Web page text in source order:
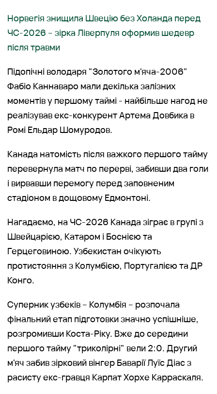
Норвегія знищила Швецію без Холанда перед
ЧС-2026 – зірка Ліверпуля оформив шедевр
після травми
Підопічні володаря "Золотого м'яча-2006"
Фабіо Каннаваро мали декілька залізних
моментів у першому таймі - найбільше нагод не
реалізував екс-конкурент Артема Довбика в
Ромі Ельдар Шомуродов.
Канада натомість після важкого першого тайму
перевернула матч по перерві, забивши два голи
і вирвавши перемогу перед заповненим
стадіоном в дощовому Едмонтоні.
Нагадаємо, на ЧС-2026 Канада зіграє в групі з
Швейцарією, Катаром і Боснією та
Герцеговиною. Узбекистан очікують
протистояння з Колумбією, Португалією та ДР
Конго.
Суперник узбеків – Колумбія – розпочала
фінальний етап підготовки значно успішніше,
розгромивши Коста-Ріку. Вже до середини
першого тайму "триколірні" вели 2:0. Другий
м'яч забив зірковий вінгер Баварії Луїс Діас з
расисту екс-гравця Карпат Хорхе Карраскаля.